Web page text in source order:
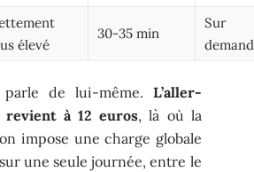
élevé
30-35 min
Sur
de lui-même. L’aller-
à 12 euros, là où la
impose une charge globale
une seule journée, entre le